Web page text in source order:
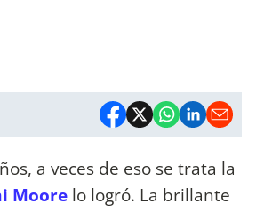
a veces de eso se trata la
Moore lo logró. La brillante